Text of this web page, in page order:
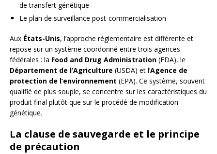
de transfert génétique
Le plan de surveillance post-commercialisation
Aux États-Unis, l’approche réglementaire est différente et
repose sur un système coordonné entre trois agences
fédérales : la Food and Drug Administration (FDA), le
Département de l’Agriculture (USDA) et l’Agence de
protection de l’environnement (EPA). Ce système, souvent
qualifié de plus souple, se concentre sur les caractéristiques du
produit final plutôt que sur le procédé de modification
génétique.
La clause de sauvegarde et le principe
de précaution